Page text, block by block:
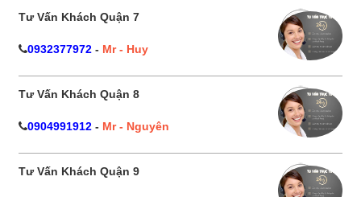
Tư Vấn Khách Quận 7
0932377972 - Mr - Huy
Tư Vấn Khách Quận 8
0904991912 - Mr - Nguyên
Tư Vấn Khách Quận 9